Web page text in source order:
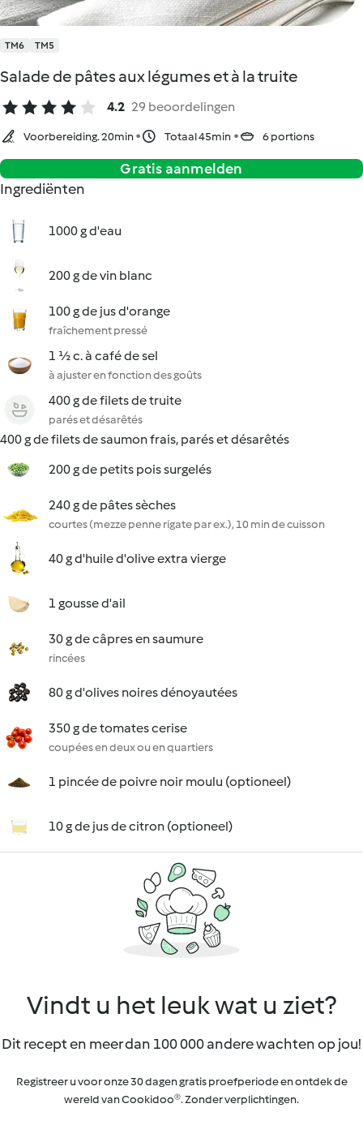
TM6 TM5
Salade de pâtes aux légumes et à la truite
4.2 29 beoordelingen
Voorbereiding. 20min Totaal 45min 6 portions
Gratis aanmelden
Ingrediënten
1000 g d'eau
200 g de vin blanc
100 g de jus d'orange
fraîchement pressé
1 ½ c. à café de sel
à ajuster en fonction des goûts
400 g de filets de truite
parés et désarêtés
400 g de filets de saumon frais, parés et désarêtés
200 g de petits pois surgelés
240 g de pâtes sèches
courtes (mezze penne rigate par ex.), 10 min de cuisson
40 g d'huile d'olive extra vierge
1 gousse d'ail
30 g de câpres en saumure
rincées
80 g d'olives noires dénoyautées
350 g de tomates cerise
coupées en deux ou en quartiers
1 pincée de poivre noir moulu (optioneel)
10 g de jus de citron (optioneel)
Vindt u het leuk wat u ziet?
Dit recept en meer dan 100 000 andere wachten op jou!
Registreer u voor onze 30 dagen gratis proefperiode en ontdek de
wereld van Cookidoo®. Zonder verplichtingen.